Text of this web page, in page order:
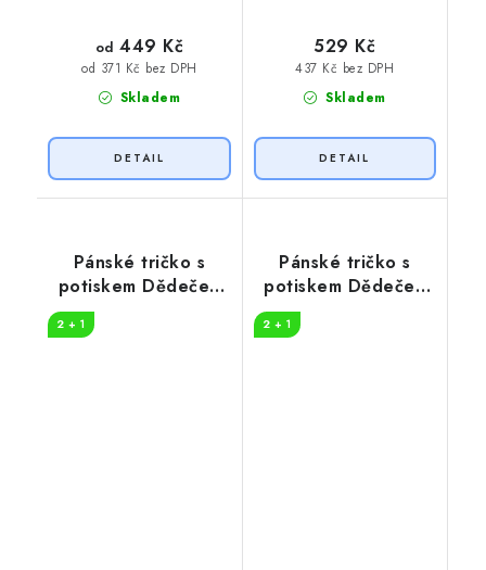
Skladem
od 371 Kč bez DPH
od 449 Kč
Skladem
437 Kč bez DPH
529 Kč
Pánské tričko s
potiskem Dědeček
2 + 1
Pánské tričko s
potiskem Dědeček
2 + 1